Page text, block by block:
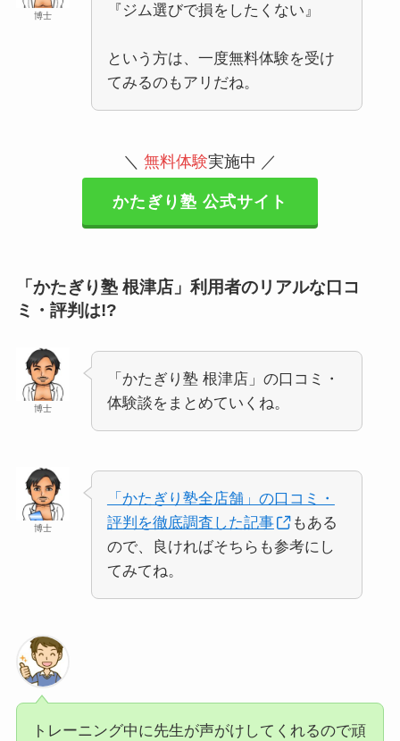
博士
『ジム選びで損をしたくない』
という方は、一度無料体験を受け
てみるのもアリだね。
＼ 無料体験実施中 ／
かたぎり塾 公式サイト
「かたぎり塾 根津店」利用者のリアルな口コ
ミ・評判は!?
博士
「かたぎり塾 根津店」の口コミ・
体験談をまとめていくね。
博士
「かたぎり塾全店舗」の口コミ・
評判を徹底調査した記事
もある
ので、良ければそちらも参考にし
てみてね。
トレーニング中に先生が声がけしてくれるので頑